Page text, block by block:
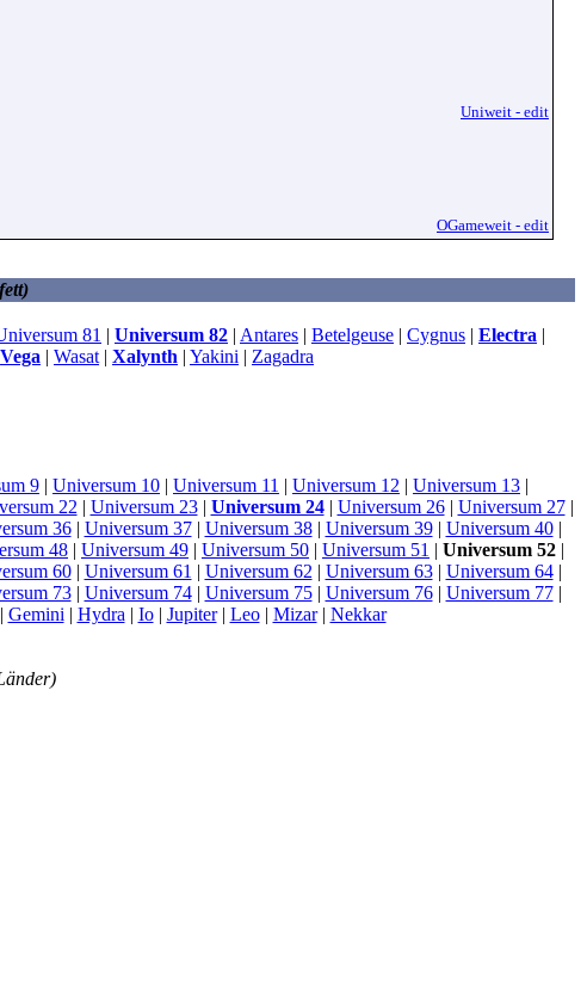
Uniweit - edit
OGameweit - edit
fett)
81 | Universum 82 | Antares | Betelgeuse | Cygnus | Electra |
Vega | Wasat | Xalynth | Yakini | Zagadra
9 | Universum 10 | Universum 11 | Universum 12 | Universum 13 |
22 | Universum 23| Universum 24| Universum 26| Universum 27|
36| Universum 37| Universum 38| Universum 39| Universum 40|
48 | Universum 49 | Universum 50 | Universum 51 | Universum 52 |
60| Universum 61 | Universum 62 | Universum 63| Universum 64|
73| Universum 74| Universum 75| Universum 76| Universum 77|
Gemini | Hydra | Io| Jupiter| Leo| Mizar| Nekkar